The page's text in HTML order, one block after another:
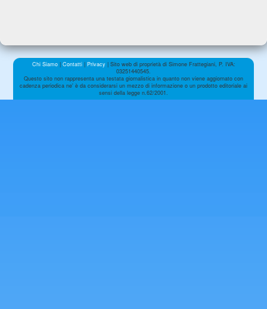
Chi Siamo| Contatti| Privacy| Sito web di proprietà di Simone Frattegiani, P. IVA:
03251440545.
Questo sito non rappresenta una testata giornalistica in quanto non viene aggiornato con
cadenza periodica ne' è da considerarsi un mezzo di informazione o un prodotto editoriale ai
sensi della legge n.62/2001.